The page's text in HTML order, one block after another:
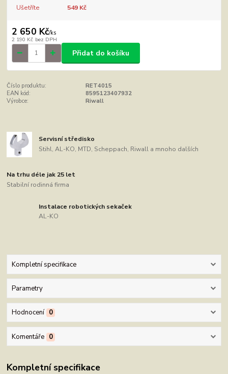
Ušetříte 549 Kč
2 650 Kč/ks
2 190 Kč bez DPH
Přidat do košíku
Číslo produktu:
RET4015
EAN kód:
8595123407932
Výrobce:
Riwall
Servisní středisko
Stihl, AL-KO, MTD, Scheppach, Riwall a mnoho dalších
Na trhu déle jak 25 let
Stabilní rodinná firma
Instalace robotických sekaček
AL-KO
Kompletní specifikace
Parametry
Hodnocení 0
Komentáře 0
Kompletní specifikace